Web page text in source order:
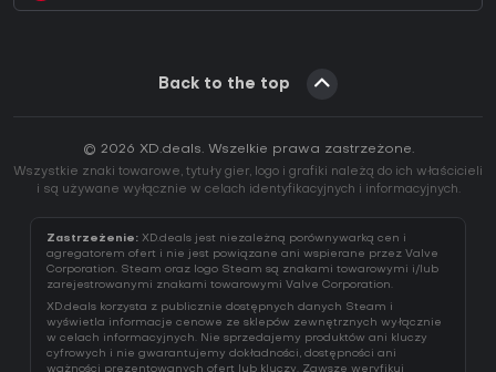
Back to the top
© 2026 XD.deals. Wszelkie prawa zastrzeżone.
Wszystkie znaki towarowe, tytuły gier, logo i grafiki należą do ich właścicieli
i są używane wyłącznie w celach identyfikacyjnych i informacyjnych.
Zastrzeżenie: XD.deals jest niezależną porównywarką cen i
agregatorem ofert i nie jest powiązane ani wspierane przez Valve
Corporation. Steam oraz logo Steam są znakami towarowymi i/lub
zarejestrowanymi znakami towarowymi Valve Corporation.
XD.deals korzysta z publicznie dostępnych danych Steam i
wyświetla informacje cenowe ze sklepów zewnętrznych wyłącznie
w celach informacyjnych. Nie sprzedajemy produktów ani kluczy
cyfrowych i nie gwarantujemy dokładności, dostępności ani
ważności prezentowanych ofert lub kluczy. Zawsze weryfikuj